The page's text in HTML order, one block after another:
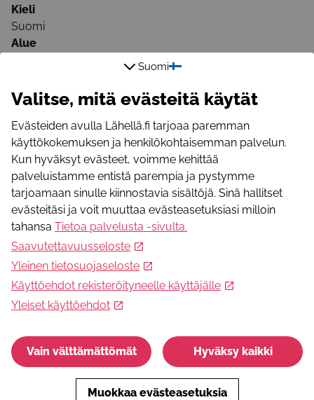
Kieli
Suomi
Alue
Kainuu, Lappi, Pohjois-Pohjanmaa
Maksuton
Lisätietoja
Sähköpostiosoite
tuula.makkonen@pssy.org
Puhelinnumero
+358400961139
WWW-osoite
https://www.pohjois-suomensyopayhdistys.fi
Toiminnan järjestäjä
Pohjois-Suomen Syöpäyhdistys ry
Luova lava -tanssileirillä on luvassa vauhdikkaita
tanssitunteja, showtanssista lattareihin ja kansantanssista
Suomi
Valitse, mitä evästeitä käytät
Evästeiden avulla Lähellä.fi tarjoaa paremman
käyttökokemuksen ja henkilökohtaisemman palvelun.
Kun hyväksyt evästeet, voimme kehittää
palveluistamme entistä parempia ja pystymme
tarjoamaan sinulle kiinnostavia sisältöjä. Sinä hallitset
evästeitäsi ja voit muuttaa evästeasetuksiasi milloin
tahansa Tietoa palvelusta -sivulta.
Saavutettavuusseloste
Yleinen tietosuojaseloste
Käyttöehdot rekisteröityneelle käyttäjälle
Yleiset käyttöehdot
Vain välttämättömät Hyväksy kaikki
Muokkaa evästeasetuksia